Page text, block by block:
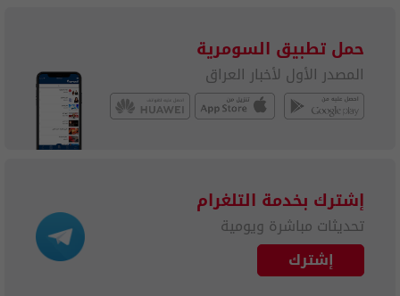
حمل تطبيق السومرية
المصدر الأول لأخبار العراق
إشترك بخدمة التلغرام
تحديثات مباشرة ويومية
إشترك